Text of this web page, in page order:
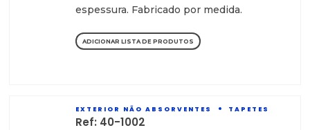
espessura. Fabricado por medida.
ADICIONAR LISTA DE PRODUTOS
EXTERIOR NÃO ABSORVENTES TAPETES
Ref: 40-1002